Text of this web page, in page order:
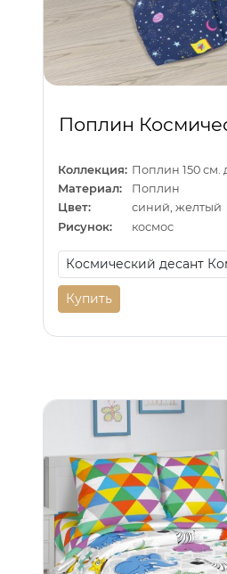
Поплин
Коллекция: Поплин 150 см.
Материал:
Поплин
Цвет:
синий, желтый
Рисунок:
космос
Купить